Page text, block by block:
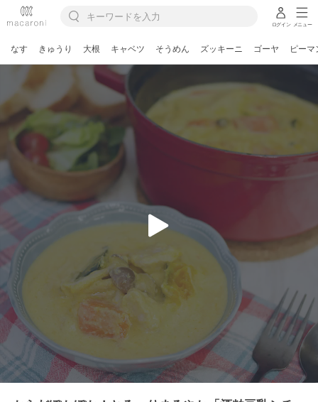
ログイン メニュー
なす きゅうり 大根 キャベツ そうめん ズッキーニ ゴーヤ ピーマ